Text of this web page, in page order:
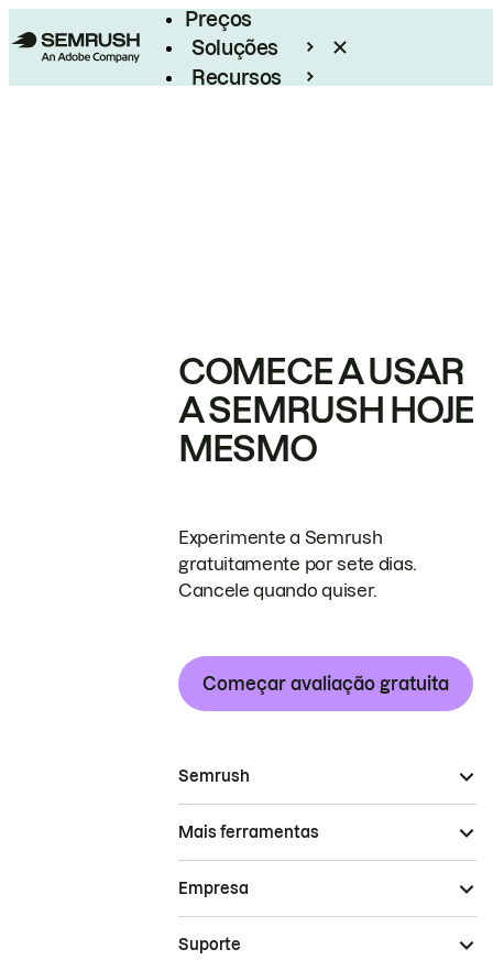
Preços
Soluções
Recursos
COMECE A USAR
A SEMRUSH HOJE
MESMO
Experimente a Semrush
gratuitamente por sete dias.
Cancele quando quiser.
Começar avaliação gratuita
Semrush
Mais ferramentas
Empresa
Suporte